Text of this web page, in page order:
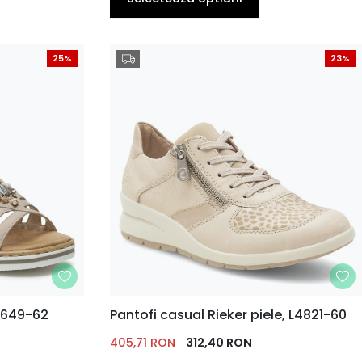
25%
62
23%
EU EU EU EU
Pantofi casual Rieker piele, L4821-60
405,71RON 312,40 RON